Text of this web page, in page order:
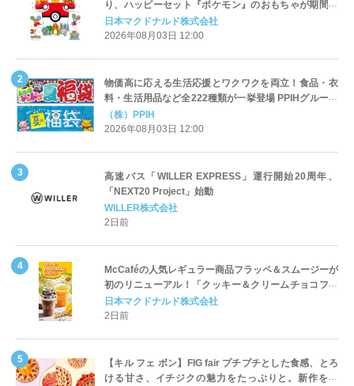
り、ハッピーセット『ポケモン』のおもちゃが期間限
定登場
日本マクドナルド株式会社
2026年08月03日 12:00
物価高に応える生活応援とワクワクを両立！食品・衣
料・生活用品など全222種類が一挙登場 PPIHグループ
「夏福袋」＆セール 8月6日(木)より順次スタート
（株）PPIH
2026年08月03日 12:00
高速バス「WILLER EXPRESS」運行開始20周年、
「NEXT20 Project」始動
WILLER株式会社
2日前
McCaféの人気レギュラー商品フラッペ＆スムージーが
初のリニューアル！「クッキー＆クリームチョコフラ
ッペ」「マンゴースムージー」8月5日（水）から販売
開始
日本マクドナルド株式会社
2日前
【キル フェ ボン】FIG fair プチプチとした食感、とろ
ける甘さ、イチジクの魅力をたっぷりと。新作を含